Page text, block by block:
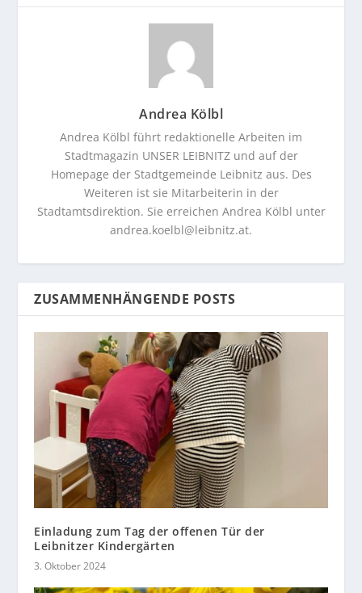
Andrea Kölbl
Andrea Kölbl führt redaktionelle Arbeiten im
Stadtmagazin UNSER LEIBNITZ und auf der
Homepage der Stadtgemeinde Leibnitz aus. Des
Weiteren ist sie Mitarbeiterin in der
Stadtamtsdirektion. Sie erreichen Andrea Kölbl unter
andrea.koelbl@leibnitz.at.
ZUSAMMENHÄNGENDE POSTS
Einladung zum Tag der offenen Tür der
Leibnitzer Kindergärten
3. Oktober 2024